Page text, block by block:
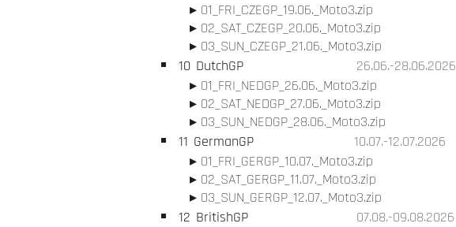
01_FRI_CZEGP_19.06._Moto3.zip
02_SAT_CZEGP_20.06._Moto3.zip
03_SUN_CZEGP_21.06._Moto3.zip
10 DutchGP
26.06.-28.06.2026
01_FRI_NEDGP_26.06._Moto3.zip
02_SAT_NEDGP_27.06._Moto3.zip
03_SUN_NEDGP_28.06._Moto3.zip
11 GermanGP
10.07.-12.07.2026
01_FRI_GERGP_10.07._Moto3.zip
02_SAT_GERGP_11.07._Moto3.zip
03_SUN_GERGP_12.07._Moto3.zip
12 BritishGP
07.08.-09.08.2026